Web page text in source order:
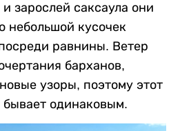
зарослей саксаула они
небольшой кусочек
равнины. Ветер
барханов,
узоры, поэтому этот
одинаковым.